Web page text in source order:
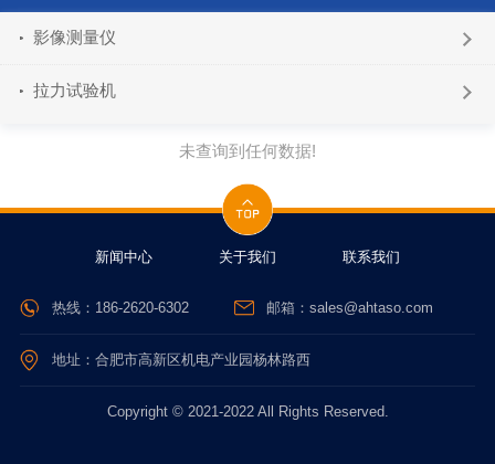
影像测量仪
拉力试验机
未查询到任何数据!
新闻中心 关于我们 联系我们
热线：186-2620-6302 邮箱：sales@ahtaso.com
地址：合肥市高新区机电产业园杨林路西
Copyright © 2021-2022 All Rights Reserved.